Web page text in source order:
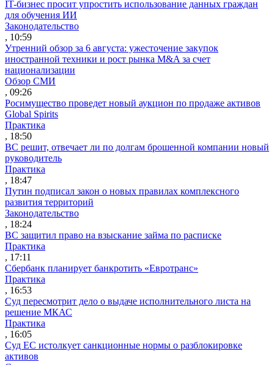
IT-бизнес просит упростить использование данных граждан
для обучения ИИ
Законодательство
, 10:59
Утренний обзор за 6 августа: ужесточение закупок
иностранной техники и рост рынка M&A за счет
национализации
Обзор СМИ
, 09:26
Росимущество проведет новый аукцион по продаже активов
Global Spirits
Практика
, 18:50
ВС решит, отвечает ли по долгам брошенной компании новый
руководитель
Практика
, 18:47
Путин подписал закон о новых правилах комплексного
развития территорий
Законодательство
, 18:24
ВС защитил право на взыскание займа по расписке
Практика
, 17:11
Сбербанк планирует банкротить «Евротранс»
Практика
, 16:53
Суд пересмотрит дело о выдаче исполнительного листа на
решение МКАС
Практика
, 16:05
Суд ЕС истолкует санкционные нормы о разблокировке
активов